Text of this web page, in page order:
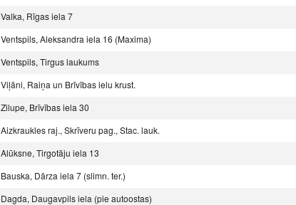
Valka, Rīgas iela 7
Ventspils, Aleksandra iela 16 (Maxima)
Ventspils, Tirgus laukums
Viļāni, Raiņa un Brīvības ielu krust.
Zilupe, Brīvības iela 30
Aizkraukles raj., Skrīveru pag., Stac. lauk.
Alūksne, Tirgotāju iela 13
Bauska, Dārza iela 7 (slimn. ter.)
Dagda, Daugavpils iela (pie autoostas)